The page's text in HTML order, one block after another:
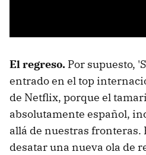
El regreso. Por supuesto,
entrado en el top
de Netflix, porque el
absolutamente español,
allá de nuestras fronteras.
desatar una nueva ola de